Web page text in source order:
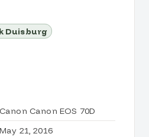
Duisburg
Canon Canon EOS 70D
May 21, 2016